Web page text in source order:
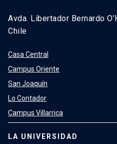
Avda. Libertador Bernardo
Chile
Casa Central
Campus Oriente
San Joaquín
Lo Contador
Campus Villarrica
LA UNIVERSIDAD